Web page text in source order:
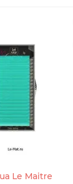
Le Maitre